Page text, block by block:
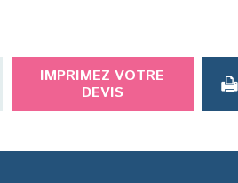
IMPRIMEZ VOTRE
DEVIS